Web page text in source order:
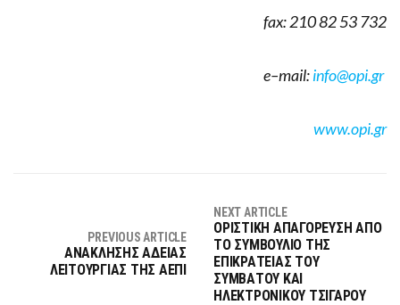
fax: 210 82 53 732
e–mail:info@opi.gr
www.opi.gr
PREVIOUS ARTICLE
ΑΝΑΚΛΗΣΗΣ ΑΔΕΙΑΣ
ΛΕΙΤΟΥΡΓΙΑΣ ΤΗΣ ΑΕΠΙ
NEXT ARTICLE
ΟΡΙΣΤΙΚΗ ΑΠΑΓΟΡΕΥΣΗ ΑΠΟ
ΤΟ ΣΥΜΒΟΥΛΙΟ ΤΗΣ
ΕΠΙΚΡΑΤΕΙΑΣ TOY
ΣΥΜΒΑΤΟY ΚΑΙ
ΗΛΕΚΤΡΟΝΙΚΟY ΤΣΙΓΑΡΟY